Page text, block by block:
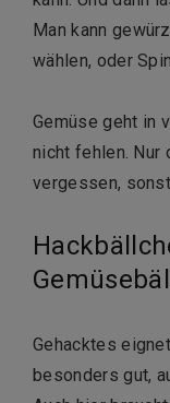
Man kann
wählen, oder
Gemüse geht in
nicht fehlen. Nur
vergessen,
Gehacktes
besonders gut,